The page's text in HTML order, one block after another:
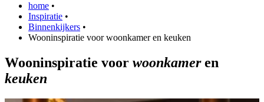
home •
Inspiratie •
Binnenkijkers •
Wooninspiratie voor woonkamer en keuken
Wooninspiratie voor woonkameren
keuken